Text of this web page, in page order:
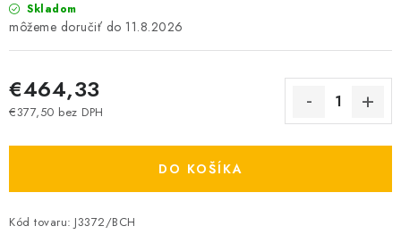
Zľavy pre profíkov
Hodnotenie obchodu
Skladom
11.8.2026
€464,33
€377,50 bez DPH
DO KOŠÍKA
Kód tovaru: J3372/BCH